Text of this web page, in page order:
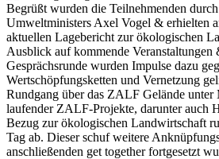
Begrüßt wurden die Teilnehmenden
Umweltministers Axel Vogel & erhielten
aktuellen Lagebericht zur ökologischen
Ausblick auf kommende Veranstaltungen
Gesprächsrunde wurden Impulse dazu
Wertschöpfungsketten und Vernetzung
Rundgang über das ZALF Gelände
laufender ZALF-Projekte, darunter auch
Bezug zur ökologischen Landwirtschaft
Tag ab. Dieser schuf weitere
anschließenden get together fortgesetzt